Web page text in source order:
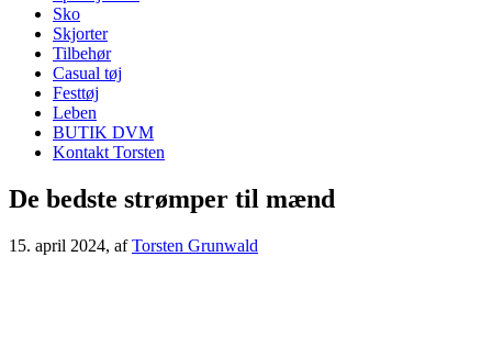
Sko
Skjorter
Tilbehør
Casual tøj
Festtøj
Leben
BUTIK DVM
Kontakt Torsten
De bedste strømper til mænd
15. april 2024, afTorsten Grunwald